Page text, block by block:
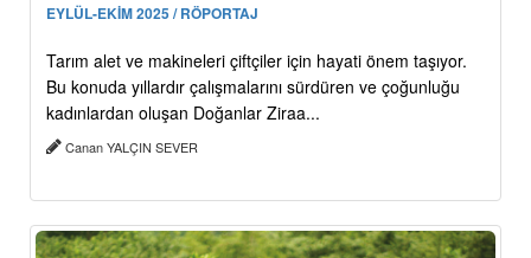
EYLÜL-EKİM 2025 / RÖPORTAJ
Tarım alet ve makineleri çiftçiler için hayati önem taşıyor.
Bu konuda yıllardır çalışmalarını sürdüren ve çoğunluğu
kadınlardan oluşan Doğanlar Ziraa...
Canan YALÇIN SEVER